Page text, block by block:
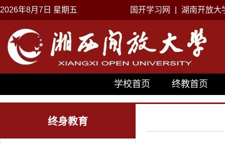
2026年8月7日 星期五 国开学习网 湖南开放大
学校首页 终教首页
终身教育